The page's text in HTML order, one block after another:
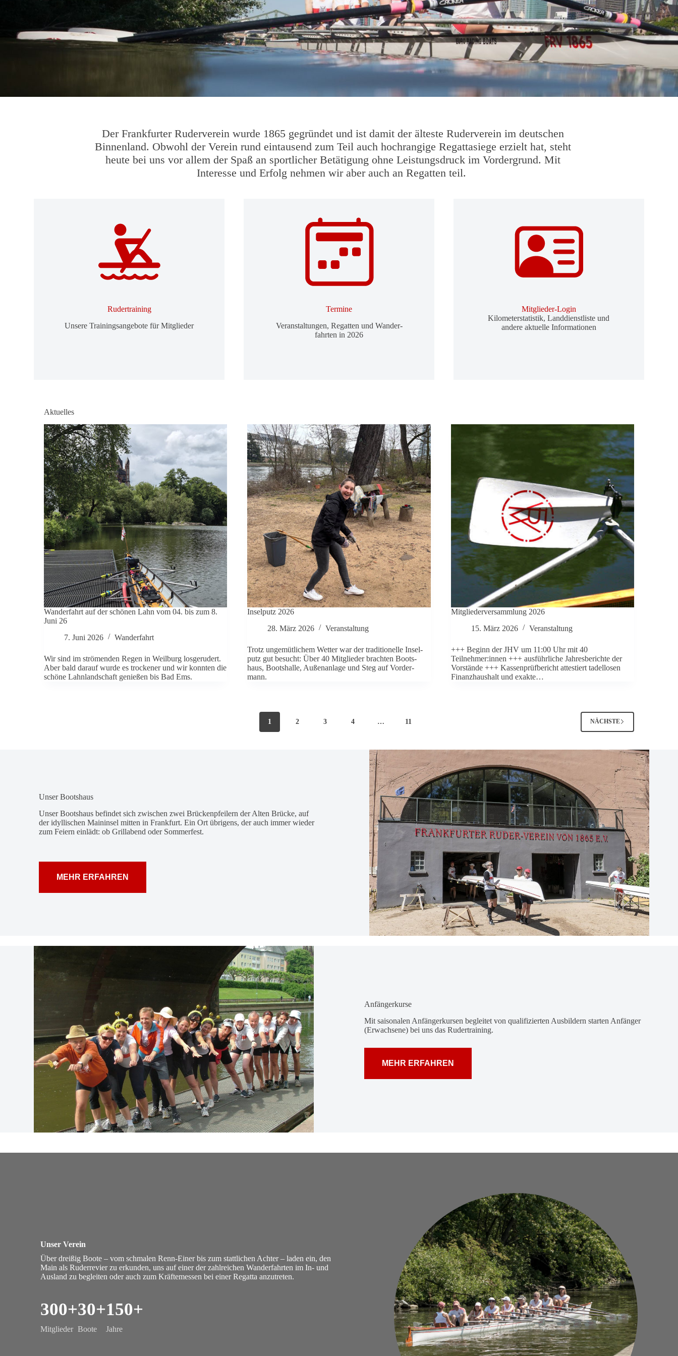
Der Frank­furter Ruder­verein wurde 1865 gegründet und ist damit der älteste Ruder­verein im deut­schen
Bin­nen­land. Obwohl der Verein rund ein­tau­send zum Teil auch hoch­ran­gige Regat­ta­siege erzielt hat, steht
heute bei uns vor allem der Spaß an sport­li­cher Betä­ti­gung ohne Leis­tungs­druck im Vor­der­grund. Mit
Inter­esse und Erfolg nehmen wir aber auch an Regatten teil.
Ruder­trai­ning
Unsere Trai­nings­an­ge­bote für Mit­glieder
Ter­mine
Ver­an­stal­tungen, Regatten und Wan­der­
fahrten in 2026
Mit­glieder-Login
Kilo­me­ter­sta­tistik, Land­dienst­liste und
andere aktu­elle Infor­ma­tionen
Aktu­elles
Wan­der­fahrt auf der schönen Lahn vom 04. bis zum 8.
Juni 26
7. Juni 2026
Wan­der­fahrt
Wir sind im strö­menden Regen in Weil­burg los­ge­ru­dert.
Aber bald darauf wurde es tro­ckener und wir konnten die
schöne Lahn­land­schaft genießen bis Bad Ems.
Insel­putz 2026
28. März 2026
Ver­an­stal­tung
Trotz unge­müt­li­chem Wetter war der tra­di­tio­nelle Insel­
putz gut besucht: Über 40 Mit­glieder brachten Boots­
haus, Boots­halle, Außen­an­lage und Steg auf Vor­der­
mann.
Mit­glie­der­ver­samm­lung 2026
15. März 2026
Ver­an­stal­tung
+++ Beginn der JHV um 11:00 Uhr mit 40
Teilnehmer:innen +++ aus­führ­liche Jah­res­be­richte der
Vor­stände +++ Kas­sen­prüf­be­richt attes­tiert tadel­losen
Finanz­haus­halt und exakte…
1 2 3 4 … 11 NÄCHSTE
Unser Boots­haus
Unser Boots­haus befindet sich zwi­schen zwei Brü­cken­pfei­lern der Alten Brücke, auf
der idyl­li­schen Main­insel mitten in Frank­furt. Ein Ort übri­gens, der auch immer wieder
zum Feiern ein­lädt: ob Grill­abend oder Som­mer­fest.
MEHR ERFAHREN
Anfän­ger­kurse
Mit sai­so­nalen Anfän­ger­kursen begleitet von qua­li­fi­zierten Aus­bil­dern starten Anfänger
(Erwach­sene) bei uns das Ruder­trai­ning.
MEHR ERFAHREN
Unser Verein
Über dreißig Boote – vom schmalen Renn-Einer bis zum statt­li­chen Achter – laden ein, den
Main als Ruder­re­vier zu erkunden, uns auf einer der zahl­rei­chen Wan­der­fahrten im In- und
Aus­land zu begleiten oder auch zum Kräf­te­messen bei einer Regatta anzu­treten.
300+
Mit­glieder
30+
Boote
150+
Jahre